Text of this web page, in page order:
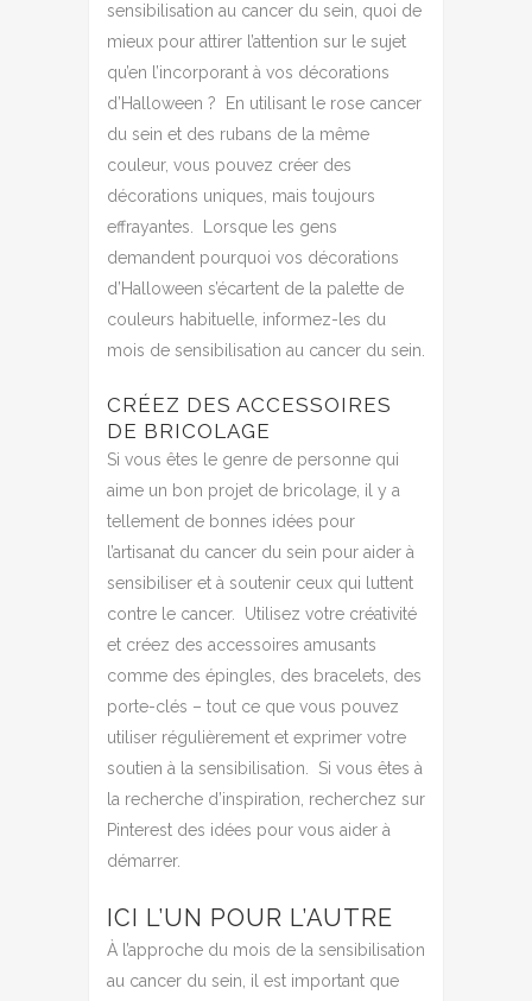
sensibilisation au cancer du sein, quoi de
mieux pour attirer l’attention sur le sujet
qu’en l’incorporant à vos décorations
d’Halloween ?
En utilisant le rose cancer
du sein et des rubans de la même
couleur, vous pouvez créer des
décorations uniques, mais toujours
effrayantes.
Lorsque les gens
demandent pourquoi vos décorations
d’Halloween s’écartent de la palette de
couleurs habituelle, informez-les du
mois de sensibilisation au cancer du sein.
CRÉEZ DES ACCESSOIRES
DE BRICOLAGE
Si vous êtes le genre de personne qui
aime un bon projet de bricolage, il y a
tellement de bonnes idées pour
l’artisanat du cancer du sein pour aider à
sensibiliser et à soutenir ceux qui luttent
contre le cancer. Utilisez votre créativité
et créez des accessoires amusants
comme des épingles, des bracelets, des
porte-clés – tout ce que vous pouvez
utiliser régulièrement et exprimer votre
soutien à la sensibilisation. Si vous êtes à
la recherche d’inspiration, recherchez sur
Pinterest des idées pour vous aider à
démarrer.
ICI L’UN POUR L’AUTRE
À l’approche du mois de la sensibilisation
au cancer du sein, il est important que